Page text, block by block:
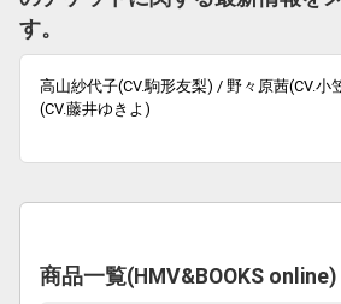
す。
高山紗代子(CV.駒形友梨) / 野々原茜(CV.小
(CV.藤井ゆきよ)
商品一覧(HMV&BOOKS online)